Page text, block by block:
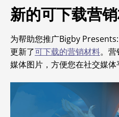
新的可下载营
为帮助您推广Bigby
更新了可下载的营销材料。营
媒体图片，方便您在社交媒体